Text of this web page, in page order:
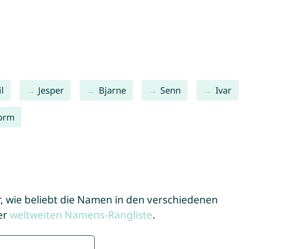
Jesper Bjarne Senn Ivar
wie beliebt die Namen in den verschiedenen
weltweiten Namens-Rangliste.